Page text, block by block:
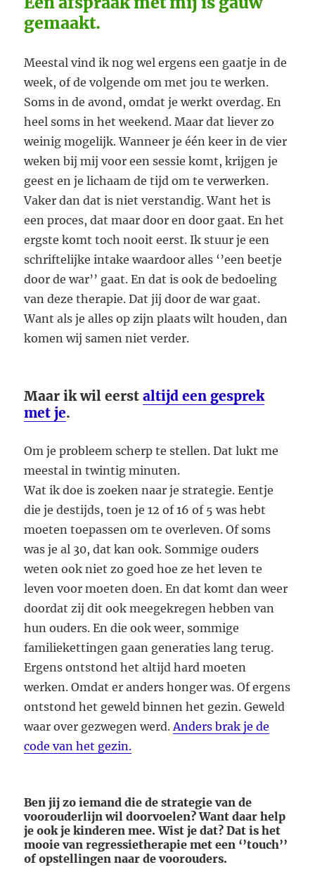
gemaakt.
Meestal vind ik nog wel ergens een gaatje in de
week, of de volgende om met jou te werken.
Soms in de avond, omdat je werkt overdag. En
heel soms in het weekend. Maar dat liever zo
weinig mogelijk. Wanneer je één keer in de vier
weken bij mij voor een sessie komt, krijgen je
geest en je lichaam de tijd om te verwerken.
Vaker dan dat is niet verstandig. Want het is
een proces, dat maar door en door gaat. En het
ergste komt toch nooit eerst. Ik stuur je een
schriftelijke intake waardoor alles ‘’een beetje
door de war’’ gaat. En dat is ook de bedoeling
van deze therapie. Dat jij door de war gaat.
Want als je alles op zijn plaats wilt houden, dan
komen wij samen niet verder.
Maar ik wil eerstaltijd een gesprek
met je.
Om je probleem scherp te stellen. Dat lukt me
meestal in twintig minuten.
Wat ik doe is zoeken naar je strategie. Eentje
die je destijds, toen je 12 of 16 of 5 was hebt
moeten toepassen om te overleven. Of soms
was je al 30, dat kan ook. Sommige ouders
weten ook niet zo goed hoe ze het leven te
leven voor moeten doen. En dat komt dan weer
doordat zij dit ook meegekregen hebben van
hun ouders. En die ook weer, sommige
familiekettingen gaan generaties lang terug.
Ergens ontstond het altijd hard moeten
werken. Omdat er anders honger was. Of ergens
ontstond het geweld binnen het gezin. Geweld
waar over gezwegen werd. Anders brak je de
code van het gezin.
Ben jij zo iemand die de strategie van de
voorouderlijn wil doorvoelen? Want daar help
je ook je kinderen mee. Wist je dat? Dat is het
mooie van regressietherapie met een ‘’touch’’
of opstellingen naar de voorouders.